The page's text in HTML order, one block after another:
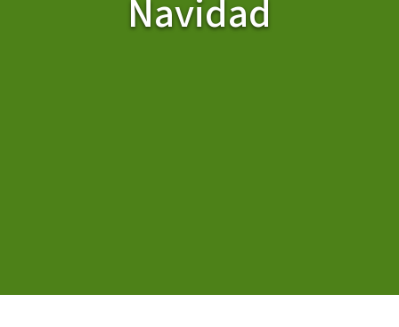
Navidad
SUPORT TERCER SECTOR